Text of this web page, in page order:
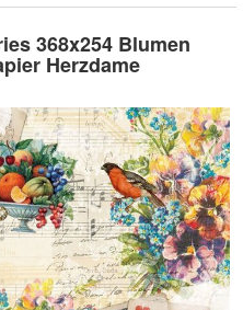
368x254 Blumen
Herzdame